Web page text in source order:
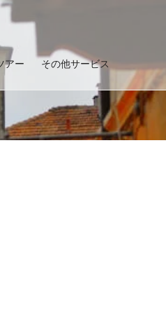
アー その他サービス